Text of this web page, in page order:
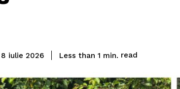
8 iulie 2026 Less than 1 min. read